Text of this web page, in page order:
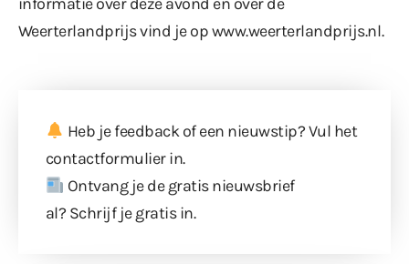
Weerterlandprijs vind je opwww.weerterlandprijs.nl.
Heb je feedback of een nieuwstip? Vul het
contactformulierin.
Ontvang je de gratis nieuwsbrief
al? Schrijf je gratis in.